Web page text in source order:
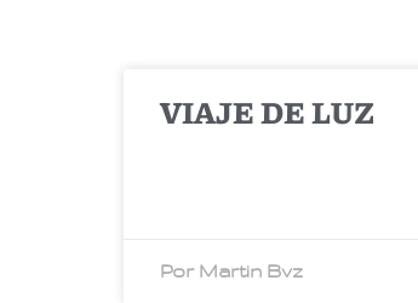
VIAJE DE LUZ
Por Martin Bvz